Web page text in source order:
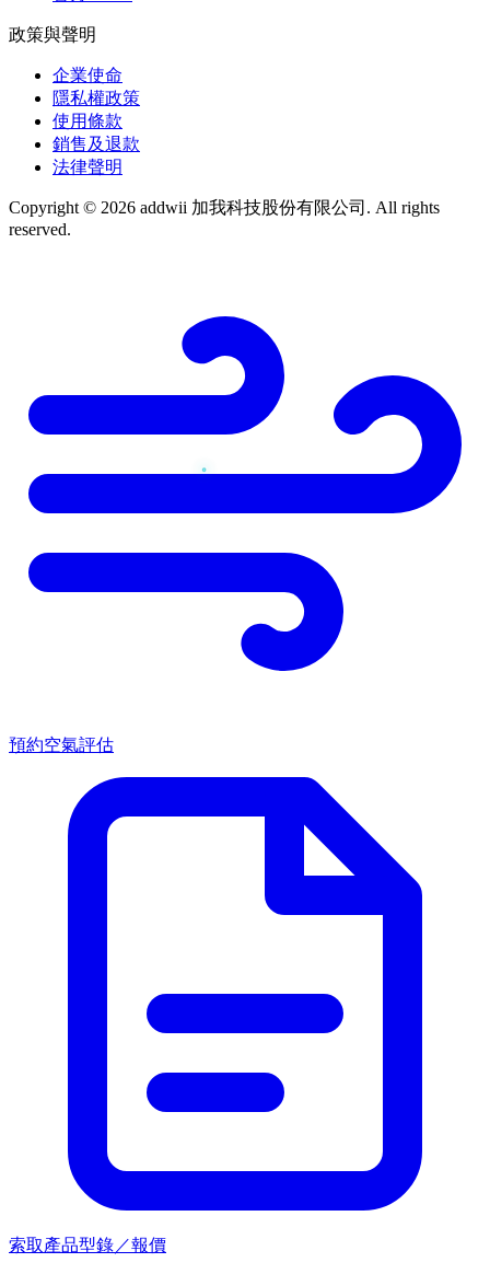
政策與聲明
企業使命
隱私權政策
使用條款
銷售及退款
法律聲明
Copyright © 2026 addwii 加我科技股份有限公司. All rights
reserved.
預約空氣評估
索取產品型錄／報價